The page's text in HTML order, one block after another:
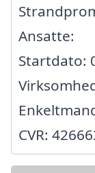
Ansatte:
Startdato:
CVR: